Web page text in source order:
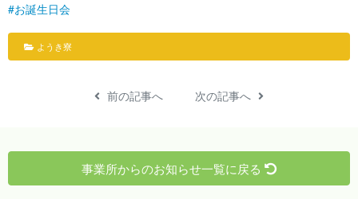
#お誕生日会
ようき寮
前の記事へ 次の記事へ
事業所からのお知らせ一覧に戻る